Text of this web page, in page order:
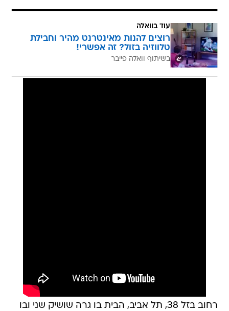
עוד בוואלה
רוצים להנות מאינטרנט מהיר וחבילת
טלווזיה בזול? זה אפשרי!
בשיתוף וואלה פייבר
רחוב בזל 38, תל אביב, הבית בו גרה שושיק שני ובו